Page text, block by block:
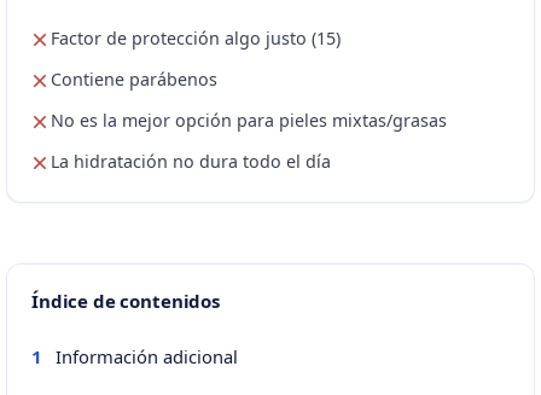
Factor de protección algo justo (15)
Contiene parábenos
No es la mejor opción para pieles mixtas/grasas
La hidratación no dura todo el día
Índice de contenidos
1 Información adicional